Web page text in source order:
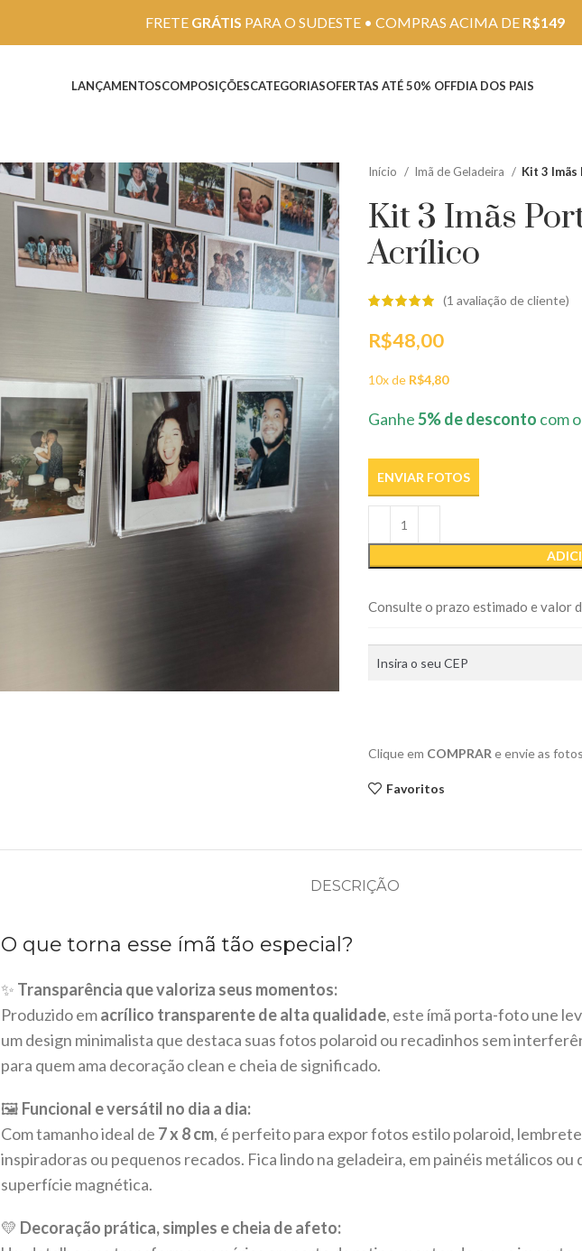
LANÇAMENTOSCOMPOSIÇÕESCATEGORIASOFERTAS ATÉ 50% OFFDIA DOS PAIS
Início Imã de Geladeira Kit 3
Kit 3 Imãs
Acrílico
(1 avaliação de cliente)
R$48,00
10x de R$4,80
Ganhe5% de desconto com
ENVIAR FOTOS
Consulte o prazo estimado e valor
Clique em COMPRARe envie as fotos
Favoritos
DESCRIÇÃO
O que torna esse ímã tão especial?
✨ Transparência que valoriza seus momentos:
Produzido emacrílico transparente de alta qualidade, este ímã porta-foto une
um design minimalista que destaca suas fotos polaroid ou recadinhos sem
para quem ama decoração clean e cheia de significado.
🖼️ Funcional e versátil no dia a dia:
Com tamanho ideal de 7 x 8 cm, é perfeito para expor fotos estilo polaroid,
inspiradoras ou pequenos recados. Fica lindo na geladeira, em painéis metálicos ou
superfície magnética.
💛 Decoração prática, simples e cheia de afeto:
FRETE GRÁTIS PARA O SUDESTE • COMPRAS ACIMA DE R$149